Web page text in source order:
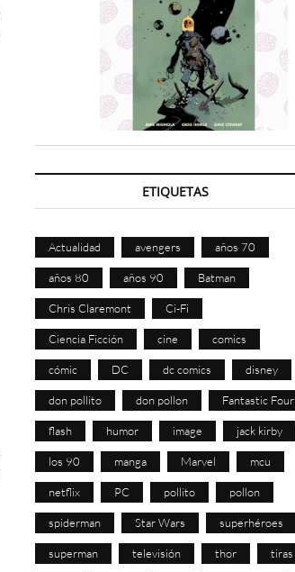
ETIQUETAS
Actualidad avengers años 70
años 80 años 90 Batman
Chris Claremont Ci-Fi
Ciencia Ficción cine comics
cómic DC dc comics disney
don pollito don pollon Fantastic Four
flash humor image jack kirby
los 90 manga Marvel mcu
netflix PC pollito pollon
spiderman Star Wars superhéroes
superman televisión thor tiras